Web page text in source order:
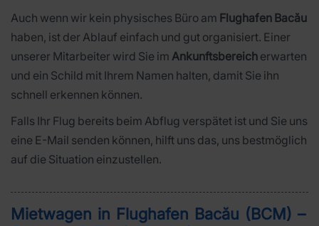
Auch wenn wir kein physisches Büro am Flughafen Bacău
haben, ist der Ablauf einfach und gut organisiert. Einer
unserer Mitarbeiter wird Sie im Ankunftsbereich erwarten
und ein Schild mit Ihrem Namen halten, damit Sie ihn
schnell erkennen können.
Falls Ihr Flug bereits beim Abflug verspätet ist und Sie uns
eine E-Mail senden können, hilft uns das, uns bestmöglich
auf die Situation einzustellen.
Mietwagen in Flughafen Bacău (BCM) –